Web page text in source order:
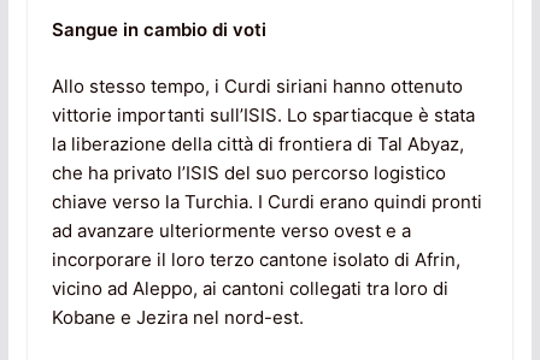
Sangue in cambio di voti
Allo stesso tempo, i Curdi siriani hanno ottenuto
vittorie importanti sull’ISIS. Lo spartiacque è stata
la liberazione della città di frontiera di Tal Abyaz,
che ha privato l’ISIS del suo percorso logistico
chiave verso la Turchia. I Curdi erano quindi pronti
ad avanzare ulteriormente verso ovest e a
incorporare il loro terzo cantone isolato di Afrin,
vicino ad Aleppo, ai cantoni collegati tra loro di
Kobane e Jezira nel nord-est.